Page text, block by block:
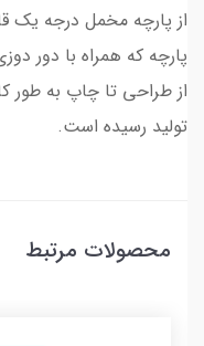
از پارچه مخمل درجه یک
پارچه که همراه با دور
از طراحی تا چاپ به طور
تولید رسیده است.
محصولات مرتبط